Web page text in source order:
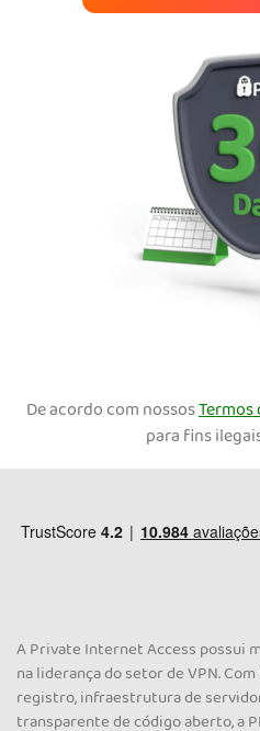
De acordo com nossosTermos
para fins
A Private Internet Access possui
na liderança do setor de VPN.
registro, infraestrutura de
transparente de código aberto, a